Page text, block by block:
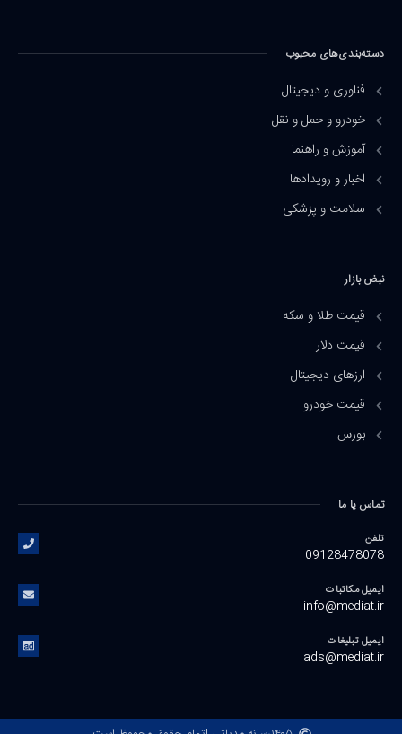
دسته‌بندی‌های محبوب
فناوری و دیجیتال
خودرو و حمل و نقل
آموزش و راهنما
اخبار و رویدادها
سلامت و پزشکی
نبض بازار
قیمت طلا و سکه
قیمت دلار
ارزهای دیجیتال
قیمت خودرو
بورس
تماس یا ما
تلفن
09128478078
ایمیل مکاتبات
info@mediat.ir
ایمیل تبلیغات
ads@mediat.ir